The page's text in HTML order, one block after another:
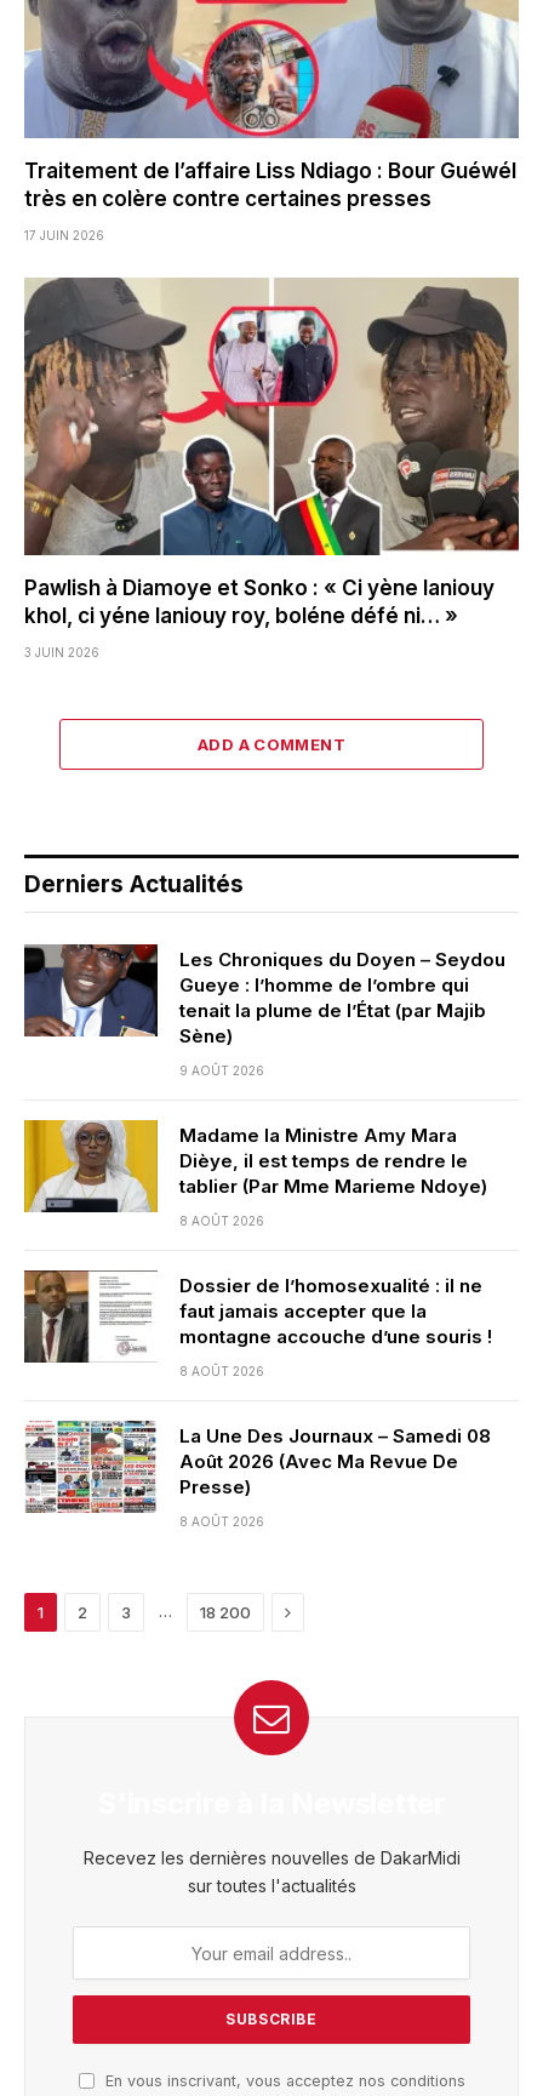
Traitement de l’affaire Liss Ndiago : Bour Guéwél
très en colère contre certaines presses
17 JUIN 2026
Pawlish à Diamoye et Sonko : « Ci yène laniouy
khol, ci yéne laniouy roy, boléne défé ni… »
3 JUIN 2026
ADD A COMMENT
Derniers Actualités
Les Chroniques du Doyen – Seydou
Gueye : l’homme de l’ombre qui
tenait la plume de l’État (par Majib
Sène)
9 AOÛT 2026
Madame la Ministre Amy Mara
Dièye, il est temps de rendre le
tablier (Par Mme Marieme Ndoye)
8 AOÛT 2026
Dossier de l’homosexualité : il ne
faut jamais accepter que la
montagne accouche d’une souris !
8 AOÛT 2026
La Une Des Journaux – Samedi 08
Août 2026 (Avec Ma Revue De
Presse)
8 AOÛT 2026
1 2 3 … 18 200 Next
Recevez les dernières nouvelles de DakarMidi
sur toutes l'actualités
En vous inscrivant, vous acceptez nos conditions